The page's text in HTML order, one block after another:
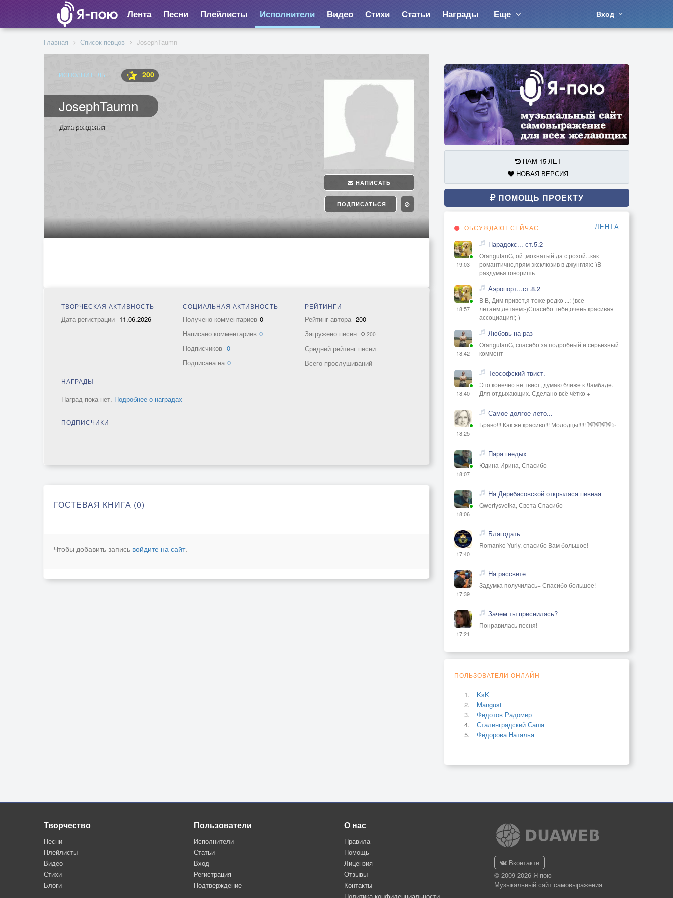
Лента Песни Плейлисты Исполнители Видео Стихи Статьи Награды Еще Вход
Главная Список певцов JosephTaumn
ИСПОЛНИТЕЛЬ 200
JosephTaumn
НАПИСАТЬ
ПОДПИСАТЬСЯ
Дата рождения
ТВОРЧЕСКАЯ АКТИВНОСТЬ
Дата регистрации 11.06.2026
СОЦИАЛЬНАЯ АКТИВНОСТЬ
Получено комментариев 0
Написано комментариев 0
Подписчиков 0
Подписана на 0
РЕЙТИНГИ
Рейтинг автора 200
Загружено песен 0 200
Средний рейтинг песни
Всего прослушиваний
НАГРАДЫ
Наград пока нет. Подробнее о наградах
ПОДПИСЧИКИ
ГОСТЕВАЯ КНИГА (0)
Чтобы добавить запись войдите на сайт.
НАМ 15 ЛЕТ
НОВАЯ ВЕРСИЯ
ПОМОЩЬ ПРОЕКТУ
ОБСУЖДАЮТ СЕЙЧАС ЛЕНТА
19:03
Парадокс... ст.5.2
OrangutanG, ой ,мохнатый да с розой...как
романтично,прям эксклюзив в джунглях:-)В
раздумья говоришь
18:57
Аэропорт...ст.8.2
В В, Дим привет,я тоже редко ...:-)все
летаем,летаем:-)Спасибо тебе,очень красивая
ассоциация!;-)
18:42
Любовь на раз
OrangutanG, спасибо за подробный и серьёзный
коммент
18:40
Теософский твист.
Это конечно не твист, думаю ближе к Ламбаде.
Для отдыхающих. Сделано всё чётко +
18:25
Самое долгое лето...
Браво!!! Как же красиво!!! Молодцы!!!!! 👋👋👋👋✨
18:07
Пара гнедых
Юдина Ирина, Спасибо
18:06
На Дерибасовской открылася пивная
Qwertysvetka, Света Спасибо
17:40
Благодать
Romanko Yuriy, спасибо Вам большое!
17:39
На рассвете
Задумка получилась+ Спасибо большое!
17:21
Зачем ты приснилась?
Понравилась песня!
ПОЛЬЗОВАТЕЛИ ОНЛАЙН
KsK
Mangust
Федотов Радомир
Сталинградский Саша
Фёдорова Наталья
Творчество
Песни
Плейлисты
Видео
Стихи
Блоги
Пользователи
Исполнители
Статьи
Вход
Регистрация
Подтверждение
О нас
Правила
Помощь
Лицензия
Отзывы
Контакты
Вконтакте
© 2009-2026 Я-пою
Музыкальный сайт самовыражения